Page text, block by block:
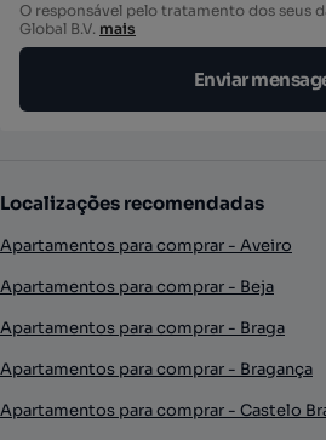
O responsável pelo tratamento dos seus
Global B.V. mais
Enviar
Localizações recomendadas
Apartamentos para comprar - Aveiro
Apartamentos para comprar - Beja
Apartamentos para comprar - Braga
Apartamentos para comprar - Bragança
Apartamentos para comprar - Castelo